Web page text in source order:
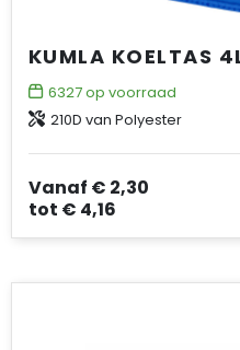
KUMLA KOELTAS
6327op voorraad
210D van Polyester
Vanaf € 2,30
tot € 4,16